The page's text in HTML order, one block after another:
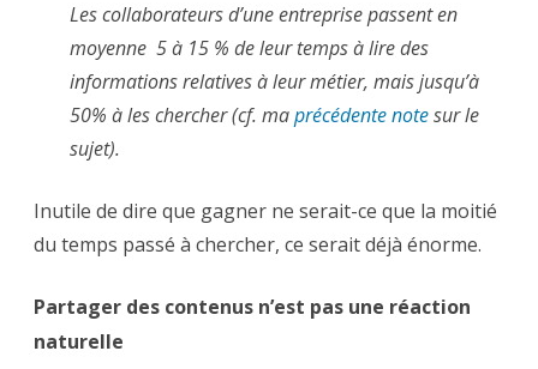
Les collaborateurs d’une entreprise passent en
moyenne 5 à 15 % de leur temps à lire des
informations relatives à leur métier, mais jusqu’à
50% à les chercher (cf. maprécédente notesur le
sujet).
Inutile de dire que gagner ne serait-ce que la moitié
du temps passé à chercher, ce serait déjà énorme.
Partager des contenus n’est pas une réaction
naturelle